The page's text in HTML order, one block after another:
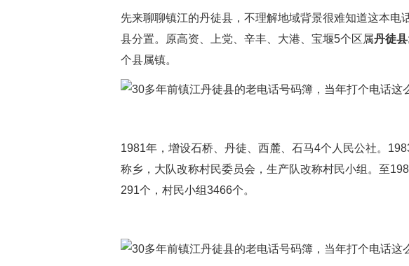
先来聊聊镇江的丹徒县，不理解地域背景很难知道这本电
县分置。原高资、上党、辛丰、大港、宝堰5个区属丹徒县
个县属镇。
1981年，增设石桥、丹徒、西麓、石马4个人民公社。
称乡，大队改称村民委员会，生产队改称村民小组。至
291个，村民小组3466个。